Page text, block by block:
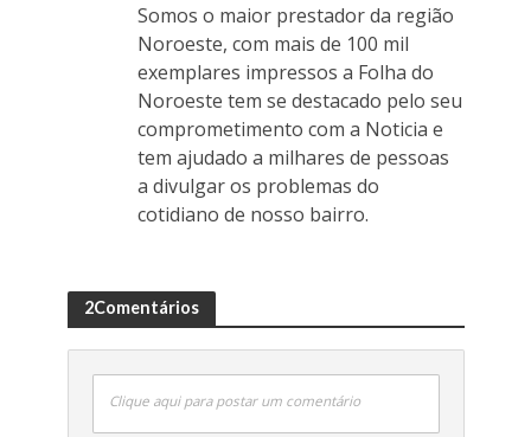
Somos o maior prestador da região
Noroeste, com mais de 100 mil
exemplares impressos a Folha do
Noroeste tem se destacado pelo seu
comprometimento com a Noticia e
tem ajudado a milhares de pessoas
a divulgar os problemas do
cotidiano de nosso bairro.
2Comentários
Clique aqui para postar um comentário